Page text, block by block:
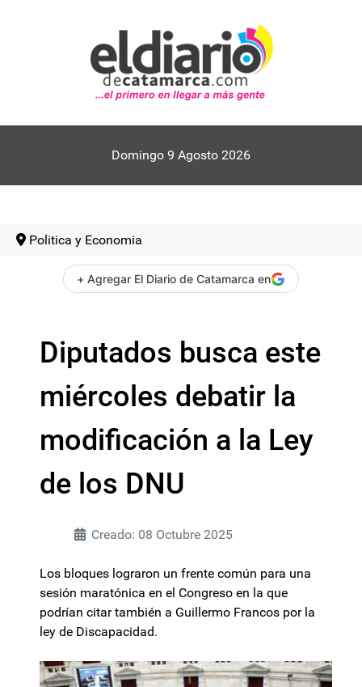
Domingo 9 Agosto 2026
Politica y Economia
+ Agregar El Diario de Catamarca en
Diputados busca este
miércoles debatir la
modificación a la Ley
de los DNU
Creado: 08 Octubre 2025
Los bloques lograron un frente común para una
sesión maratónica en el Congreso en la que
podrían citar también a Guillermo Francos por la
ley de Discapacidad.